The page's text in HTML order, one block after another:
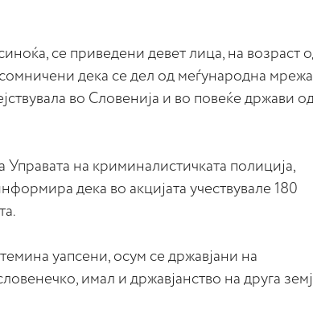
се приведени девет лица, на возраст
дека се дел од меѓународна мрежа
во Словенија и во повеќе држави од
на криминалистичката полиција,
дека во акцијата учествувале 180
уапсени, осум се државјани на
имал и државјанство на друга